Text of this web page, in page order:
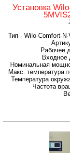
Установка
Тип - Wilo-Comfort-
Рабочее
Входное
Номинальная
Макс. температура
Температура
Частота